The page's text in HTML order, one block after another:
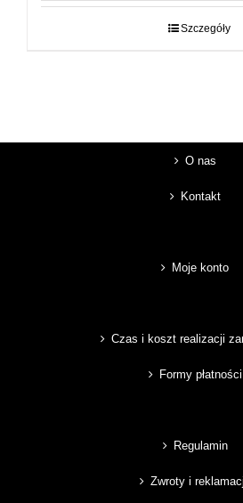
29,00 zł
Szczegóły
O nas
Kontakt
Moje konto
Czas i koszt realizacji
Formy płatności
Regulamin
Zwroty i